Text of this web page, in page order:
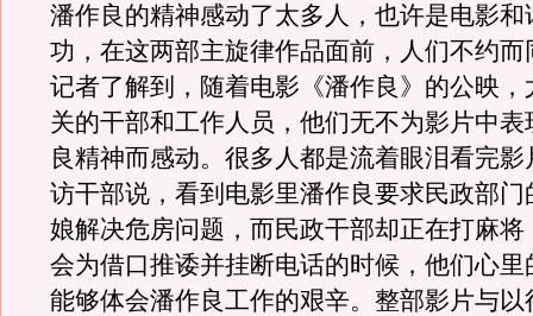
潘作良的精神感动了太多人，也许是电影和
功，在这两部主旋律作品面前，人们不约而
记者了解到，随着电影《潘作良》的公映，
关的干部和工作人员，他们无不为影片中表
良精神而感动。很多人都是流着眼泪看完
访干部说，看到电影里潘作良要求民政部门
娘解决危房问题，而民政干部却正在打麻将
会为借口推诿并挂断电话的时候，他们心里
能够体会潘作良工作的艰辛。整部影片与以